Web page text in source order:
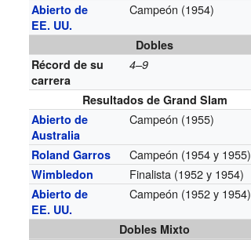
Abierto de
EE. UU.
Campeón (1954)
Dobles
Récord de su
carrera
4–9
Resultados de Grand Slam
Abierto de
Australia
Campeón (1955)
Roland Garros Campeón (1954 y 1955)
Wimbledon Finalista (1952 y 1954)
Abierto de
EE. UU.
Campeón (1952 y 1954)
Dobles Mixto